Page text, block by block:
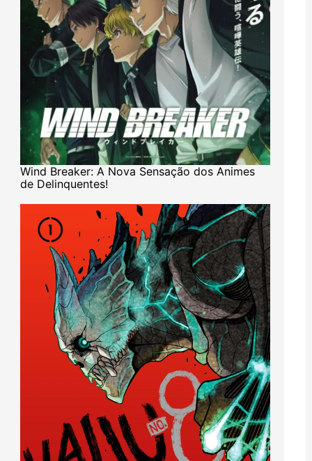
Wind Breaker: A Nova Sensação dos Animes
de Delinquentes!